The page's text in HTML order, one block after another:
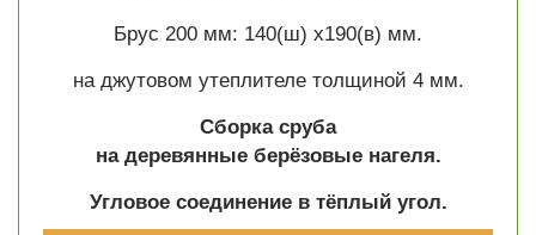
Брус 200 мм: 140(ш) х190(в) мм.
на джутовом утеплителе толщиной 4 мм.
Сборка сруба
на деревянные берёзовые нагеля.
Угловое соединение в тёплый угол.